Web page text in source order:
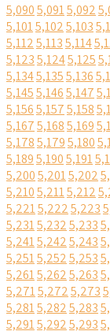
5,0905,0915,092
5,1015,1025,103
5,1125,1135,114
5,1235,1245,125
5,1345,1355,136
5,1455,1465,147
5,1565,1575,158
5,1675,1685,169
5,1785,1795,180
5,1895,1905,191
5,2005,2015,202
5,2105,2115,212
5,2215,2225,223
5,2315,2325,233
5,2415,2425,243
5,2515,2525,253
5,2615,2625,263
5,2715,2725,273
5,2815,2825,283
5,2915,2925,293